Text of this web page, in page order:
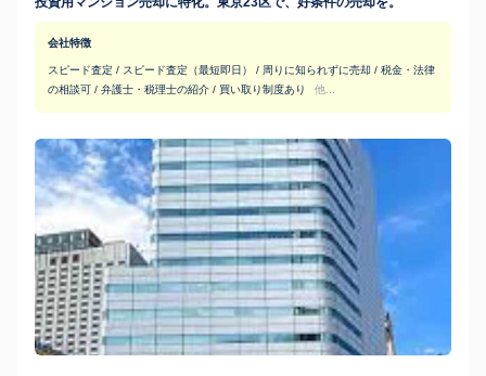
会社特徴
スピード査定 / スピード査定（最短即日） / 周りに知られずに売却 / 税金・法律
の相談可 / 弁護士・税理士の紹介 / 買い取り制度あり
他...